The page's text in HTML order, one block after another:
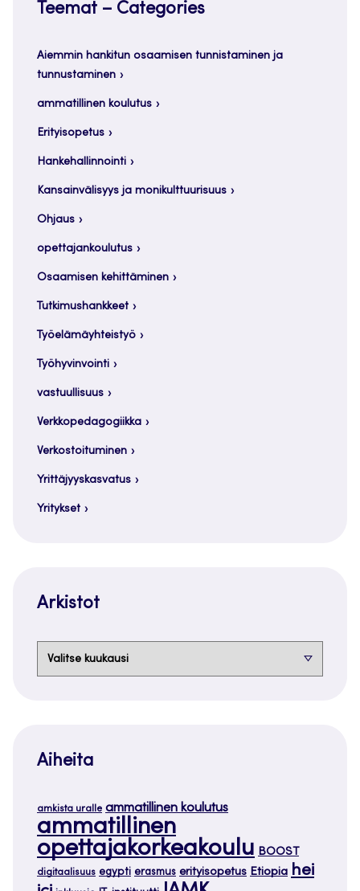
Teemat – Categories
Aiemmin hankitun osaamisen tunnistaminen ja
tunnustaminen
ammatillinen koulutus
Erityisopetus
Hankehallinnointi
Kansainvälisyys ja monikulttuurisuus
Ohjaus
opettajankoulutus
Osaamisen kehittäminen
Tutkimushankkeet
Työelämäyhteistyö
Työhyvinvointi
vastuullisuus
Verkkopedagogiikka
Verkostoituminen
Yrittäjyyskasvatus
Yritykset
Arkistot
Aiheita
amkista uralle ammatillinen koulutus
ammatillinen
opettajakorkeakoulu BOOST
digitaalisuus egypti erasmus erityisopetus Etiopia hei